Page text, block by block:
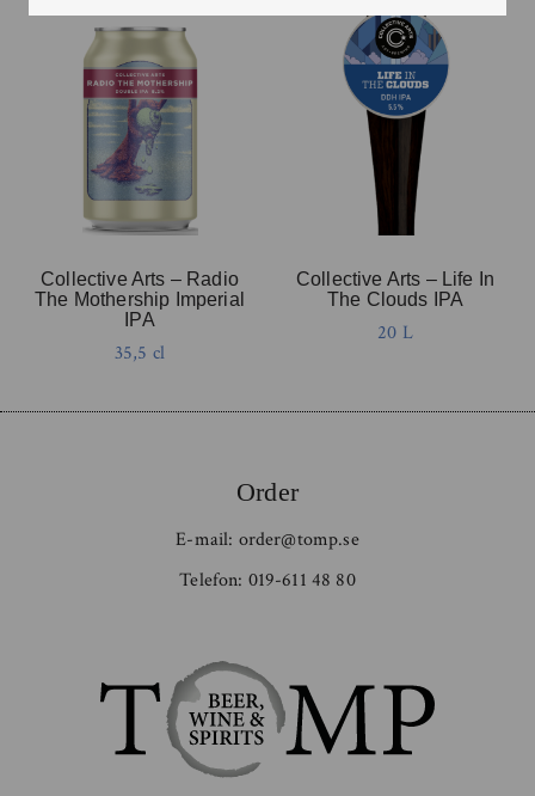
Collective Arts – Radio
The Mothership Imperial
IPA
35,5 cl
Collective Arts – Life In
The Clouds IPA
20 L
Order
E-mail: order@tomp.se
Telefon: 019-611 48 80